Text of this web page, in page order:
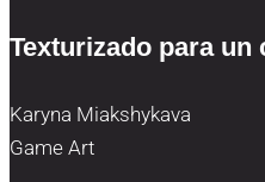
Texturizado para un
Karyna Miakshykava
Game Art